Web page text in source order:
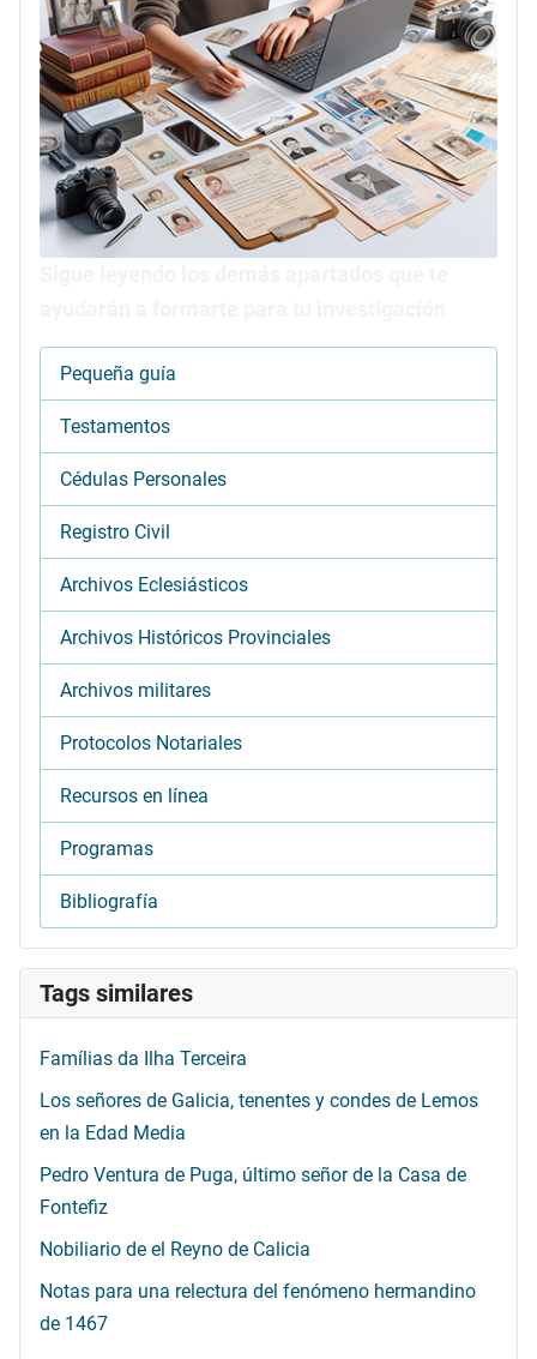
Pequeña guía
Testamentos
Cédulas Personales
Registro Civil
Archivos Eclesiásticos
Archivos Históricos Provinciales
Archivos militares
Protocolos Notariales
Recursos en línea
Programas
Bibliografía
Tags similares
Famílias da Ilha Terceira
Los señores de Galicia, tenentes y condes de Lemos
en la Edad Media
Pedro Ventura de Puga, último señor de la Casa de
Fontefiz
Nobiliario de el Reyno de Calicia
Notas para una relectura del fenómeno hermandino
de 1467